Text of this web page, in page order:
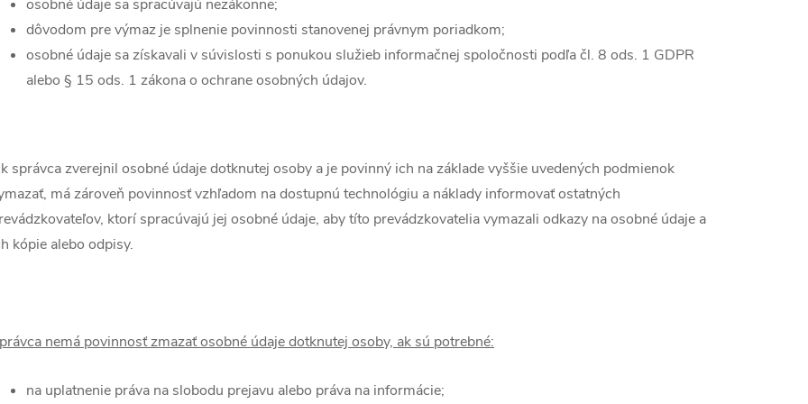
osobné údaje sa spracúvajú nezákonne;
dôvodom pre výmaz je splnenie povinnosti stanovenej právnym poriadkom;
osobné údaje sa získavali v súvislosti s ponukou služieb informačnej spoločnosti podľa čl. 8 ods. 1 GDPR
alebo § 15 ods. 1 zákona o ochrane osobných údajov.
správca zverejnil osobné údaje dotknutej osoby a je povinný ich na základe vyššie uvedených podmienok
má zároveň povinnosť vzhľadom na dostupnú technológiu a náklady informovať ostatných
ktorí spracúvajú jej osobné údaje, aby títo prevádzkovatelia vymazali odkazy na osobné údaje a
kópie alebo odpisy.
nemá povinnosť zmazať osobné údaje dotknutej osoby, ak sú potrebné:
na uplatnenie práva na slobodu prejavu alebo práva na informácie;